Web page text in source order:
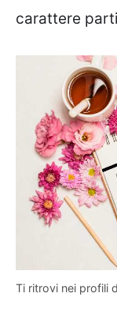
carattere
Ti ritrovi nei profili